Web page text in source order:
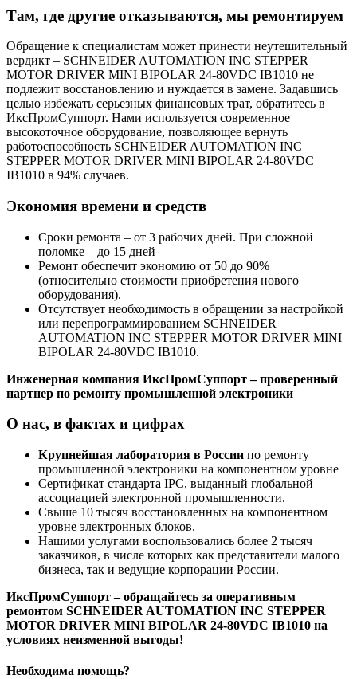
Там, где другие отказываются, мы ремонтируем
Обращение к специалистам может принести неутешительный
вердикт – SCHNEIDER AUTOMATION INC STEPPER
MOTOR DRIVER MINI BIPOLAR 24-80VDC IB1010 не
подлежит восстановлению и нуждается в замене. Задавшись
целью избежать серьезных финансовых трат, обратитесь в
ИксПромСуппорт. Нами используется современное
высокоточное оборудование, позволяющее вернуть
работоспособность SCHNEIDER AUTOMATION INC
STEPPER MOTOR DRIVER MINI BIPOLAR 24-80VDC
IB1010 в 94% случаев.
Экономия времени и средств
Сроки ремонта – от 3 рабочих дней. При сложной
поломке – до 15 дней
Ремонт обеспечит экономию от 50 до 90%
(относительно стоимости приобретения нового
оборудования).
Отсутствует необходимость в обращении за настройкой
или перепрограммированием SCHNEIDER
AUTOMATION INC STEPPER MOTOR DRIVER MINI
BIPOLAR 24-80VDC IB1010.
Инженерная компания ИксПромСуппорт – проверенный
партнер по ремонту промышленной электроники
О нас, в фактах и цифрах
Крупнейшая лаборатория в России по ремонту
промышленной электроники на компонентном уровне
Сертификат стандарта IPC, выданный глобальной
ассоциацией электронной промышленности.
Свыше 10 тысяч восстановленных на компонентном
уровне электронных блоков.
Нашими услугами воспользовались более 2 тысяч
заказчиков, в числе которых как представители малого
бизнеса, так и ведущие корпорации России.
ИксПромСуппорт – обращайтесь за оперативным
ремонтом SCHNEIDER AUTOMATION INC STEPPER
MOTOR DRIVER MINI BIPOLAR 24-80VDC IB1010 на
условиях неизменной выгоды!
Необходима помощь?